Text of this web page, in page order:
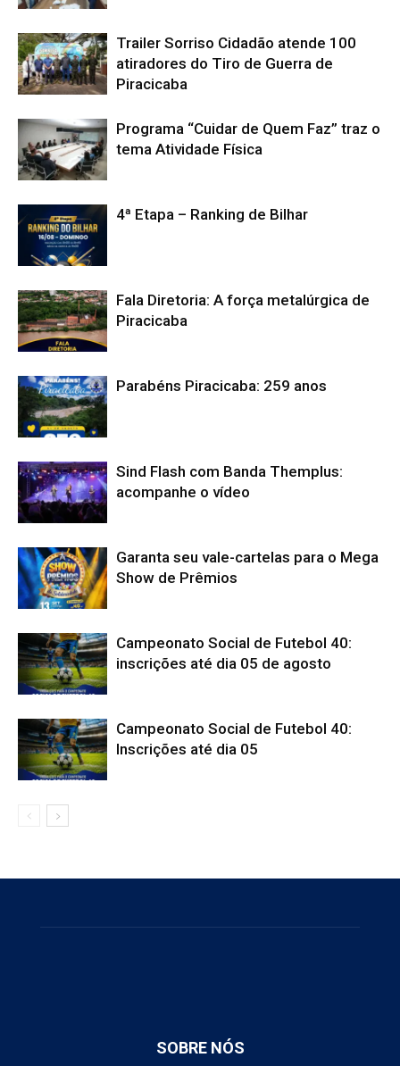
Trailer Sorriso Cidadão atende 100
atiradores do Tiro de Guerra de
Piracicaba
Programa “Cuidar de Quem Faz” traz o
tema Atividade Física
4ª Etapa – Ranking de Bilhar
Fala Diretoria: A força metalúrgica de
Piracicaba
Parabéns Piracicaba: 259 anos
Sind Flash com Banda Themplus:
acompanhe o vídeo
Garanta seu vale-cartelas para o Mega
Show de Prêmios
Campeonato Social de Futebol 40:
inscrições até dia 05 de agosto
Campeonato Social de Futebol 40:
Inscrições até dia 05
SOBRE NÓS